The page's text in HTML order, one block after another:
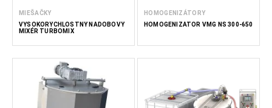
MIEŠAČKY
VYSOKORÝCHLOSTNÝ NÁDOBOVÝ
MIXÉR TURBOMIX
HOMOGENIZÁTORY
HOMOGENIZÁTOR VMG NS 300-650